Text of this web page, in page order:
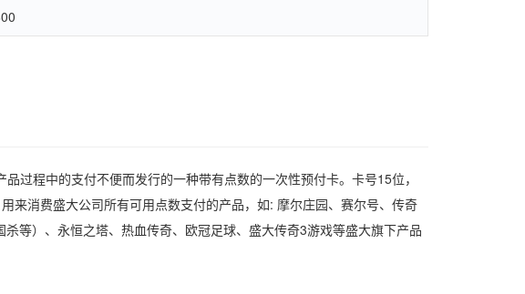
过程中的支付不便而发行的一种带有点数的一次性预付卡。卡号15位，
来消费盛大公司所有可用点数支付的产品，如: 摩尔庄园、赛尔号、传奇
等）、永恒之塔、热血传奇、欧冠足球、盛大传奇3游戏等盛大旗下产品